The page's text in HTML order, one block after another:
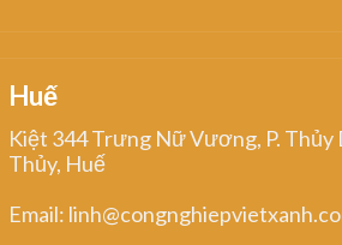
Huế
Kiệt 344 Trưng Nữ Vương, P.
Thủy, Huế
Email: